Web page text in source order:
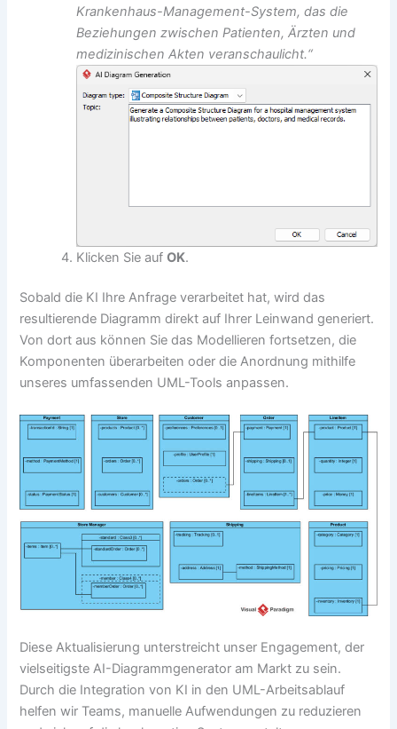
Krankenhaus-Management-System, das die
Beziehungen zwischen Patienten, Ärzten und
medizinischen Akten veranschaulicht.“
Klicken Sie aufOK.
Sobald die KI Ihre Anfrage verarbeitet hat, wird das
resultierende Diagramm direkt auf Ihrer Leinwand generiert.
Von dort aus können Sie das Modellieren fortsetzen, die
Komponenten überarbeiten oder die Anordnung mithilfe
unseres umfassenden UML-Tools anpassen.
Diese Aktualisierung unterstreicht unser Engagement, der
vielseitigste AI-Diagrammgenerator am Markt zu sein.
Durch die Integration von KI in den UML-Arbeitsablauf
helfen wir Teams, manuelle Aufwendungen zu reduzieren